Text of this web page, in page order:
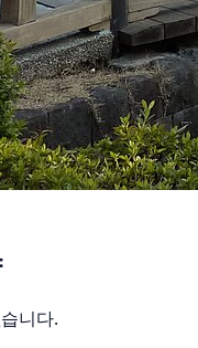
니다.